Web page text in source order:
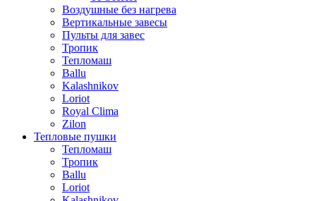
Воздушные без нагрева
Вертикальные завесы
Пульты для завес
Тропик
Тепломаш
Ballu
Kalashnikov
Loriot
Royal Clima
Zilon
Тепловые пушки
Тепломаш
Тропик
Ballu
Loriot